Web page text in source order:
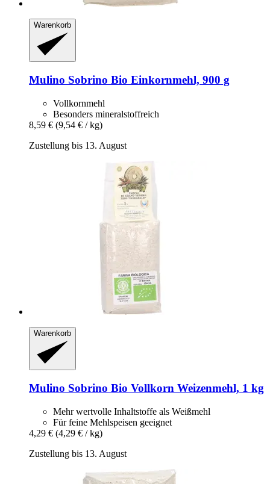
Warenkorb
Mulino Sobrino Bio Einkornmehl, 900 g
Vollkornmehl
Besonders mineralstoffreich
8,59 € (9,54 € / kg)
Zustellung bis 13. August
Warenkorb
Mulino Sobrino Bio Vollkorn Weizenmehl, 1 kg
Mehr wertvolle Inhaltstoffe als Weißmehl
Für feine Mehlspeisen geeignet
4,29 € (4,29 € / kg)
Zustellung bis 13. August